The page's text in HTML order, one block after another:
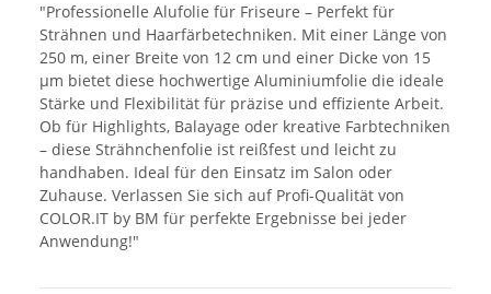
"Professionelle Alufolie für Friseure – Perfekt für
Strähnen und Haarfärbetechniken. Mit einer Länge von
250 m, einer Breite von 12 cm und einer Dicke von 15
µm bietet diese hochwertige Aluminiumfolie die ideale
Stärke und Flexibilität für präzise und effiziente Arbeit.
Ob für Highlights, Balayage oder kreative Farbtechniken
– diese Strähnchenfolie ist reißfest und leicht zu
handhaben. Ideal für den Einsatz im Salon oder
Zuhause. Verlassen Sie sich auf Profi-Qualität von
COLOR.IT by BM für perfekte Ergebnisse bei jeder
Anwendung!"